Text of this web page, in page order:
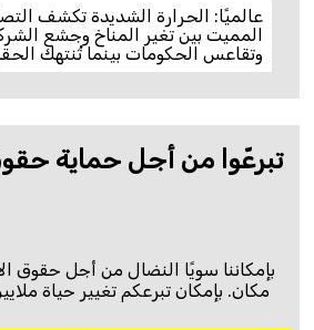
عالميًا: الحرارة الشديدة تكشف
المميت بين تغير المناخ وجشع
وتقاعس الحكومات بينما تُنتهك
تبرعّوا من أجل حماية
بإمكاننا سويًا النضال من أجل حقوق
مكان. بإمكان تبرعكم تغيير حياة